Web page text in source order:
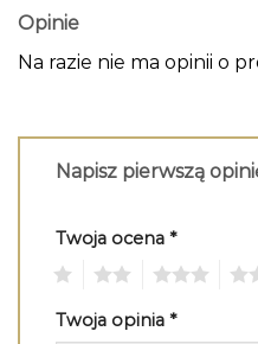
Opinie
Na razie nie ma opinii o
Napisz pierwszą
Twoja ocena *
Twoja opinia *